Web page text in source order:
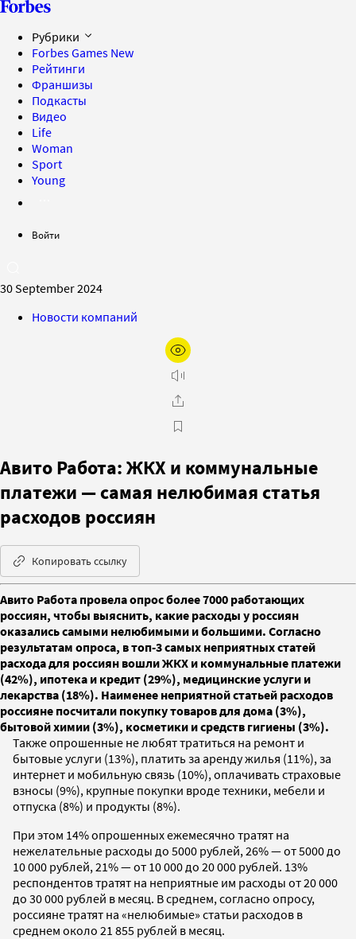
Рубрики
Forbes Games New
Рейтинги
Франшизы
Подкасты
Видео
Life
Woman
Sport
Young
Войти
30 September 2024
Новости компаний
Авито Работа: ЖКХ и коммунальные
платежи — самая нелюбимая статья
расходов россиян
Копировать ссылку
Авито Работа провела опрос более 7000 работающих
россиян, чтобы выяснить, какие расходы у россиян
оказались самыми нелюбимыми и большими. Согласно
результатам опроса, в топ-3 самых неприятных статей
расхода для россиян вошли ЖКХ и коммунальные платежи
(42%), ипотека и кредит (29%), медицинские услуги и
лекарства (18%). Наименее неприятной статьей расходов
россияне посчитали покупку товаров для дома (3%),
бытовой химии (3%), косметики и средств гигиены (3%).
Также опрошенные не любят тратиться на ремонт и
бытовые услуги (13%), платить за аренду жилья (11%), за
интернет и мобильную связь (10%), оплачивать страховые
взносы (9%), крупные покупки вроде техники, мебели и
отпуска (8%) и продукты (8%).
При этом 14% опрошенных ежемесячно тратят на
нежелательные расходы до 5000 рублей, 26% — от 5000 до
10 000 рублей, 21% — от 10 000 до 20 000 рублей. 13%
респондентов тратят на неприятные им расходы от 20 000
до 30 000 рублей в месяц. В среднем, согласно опросу,
россияне тратят на «нелюбимые» статьи расходов в
среднем около 21 855 рублей в месяц.